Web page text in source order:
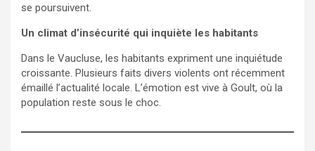
se poursuivent.
Un climat d’insécurité qui inquiète les habitants
Dans le Vaucluse, les habitants expriment une inquiétude
croissante. Plusieurs faits divers violents ont récemment
émaillé l’actualité locale. L’émotion est vive à Goult, où la
population reste sous le choc.